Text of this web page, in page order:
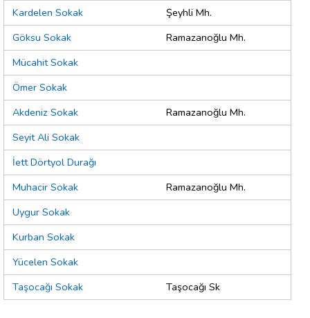
Kardelen Sokak
Şeyhli Mh.
Göksu Sokak
Ramazanoğlu Mh.
Mücahit Sokak
Ömer Sokak
Akdeniz Sokak
Ramazanoğlu Mh.
Seyit Ali Sokak
İett Dörtyol Durağı
Muhacir Sokak
Ramazanoğlu Mh.
Uygur Sokak
Kurban Sokak
Yücelen Sokak
Taşocağı Sokak
Taşocağı Sk